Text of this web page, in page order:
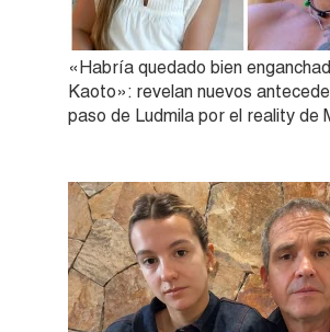
«Habría quedado bien
Kaoto»: revelan nuevos
paso de Ludmila por el reality de